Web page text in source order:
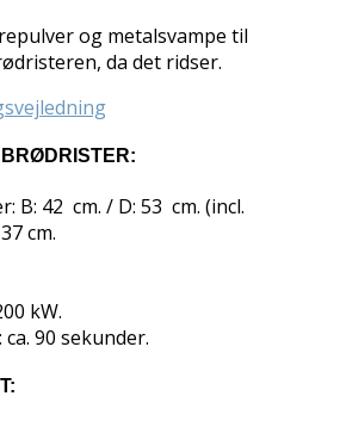
og metalsvampe til
da det ridser.
B: 42 cm. / D: 53 cm. (incl.
cm.
kW.
90 sekunder.